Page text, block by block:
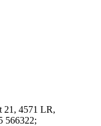
21 , 4571 LR,
566322;